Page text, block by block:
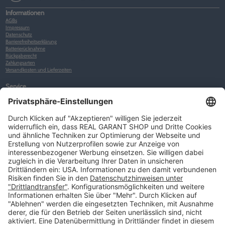
Informationen
AGBs
Impressum
Datenschutz
Barrierefreiheitserklärung
Batterierücknahme
Rückgaberecht
Zahlungsarten
Versandkosten und Lieferzeiten
Service
Warenkorb
Neues Kunden-Konto anlegen
Newsletter
Kontakt
FAQs
Über uns
Kategorien
Betriebsorganisation (52)
Schlüsselorganisation (140)
Reifenorganisation (35)
Werkstattorganisation (166)
Preisauszeichnung und Preisdisplays (35)
Formulare KFZ und Werkstatt (34)
Kennzeichenhalter (49)
KFZ-Verkauf und KFZ-Präsentation (19)
Aussenwerbung (47)